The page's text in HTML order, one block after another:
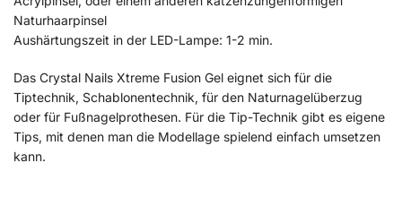
Naturhaarpinsel
Aushärtungszeit in der LED-Lampe: 1-2 min.
Das Crystal Nails Xtreme Fusion Gel eignet sich für die
Tiptechnik, Schablonentechnik, für den Naturnagelüberzug
oder für Fußnagelprothesen. Für die Tip-Technik gibt es eigene
Tips, mit denen man die Modellage spielend einfach umsetzen
kann.